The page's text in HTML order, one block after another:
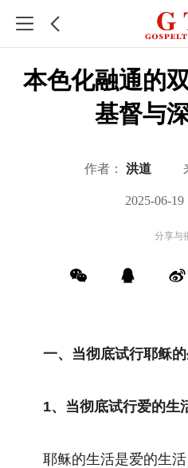
本色化融通的
基督与
作者： 洪道
2025-06-19
分享与
一、当彻底试行耶稣
1、当彻底试行爱的生
耶稣的生活是爱的生